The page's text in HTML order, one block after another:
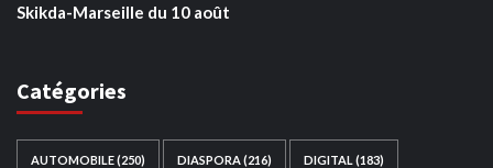
Skikda-Marseille du 10 août
Catégories
AUTOMOBILE(250) DIASPORA (216) DIGITAL (183)